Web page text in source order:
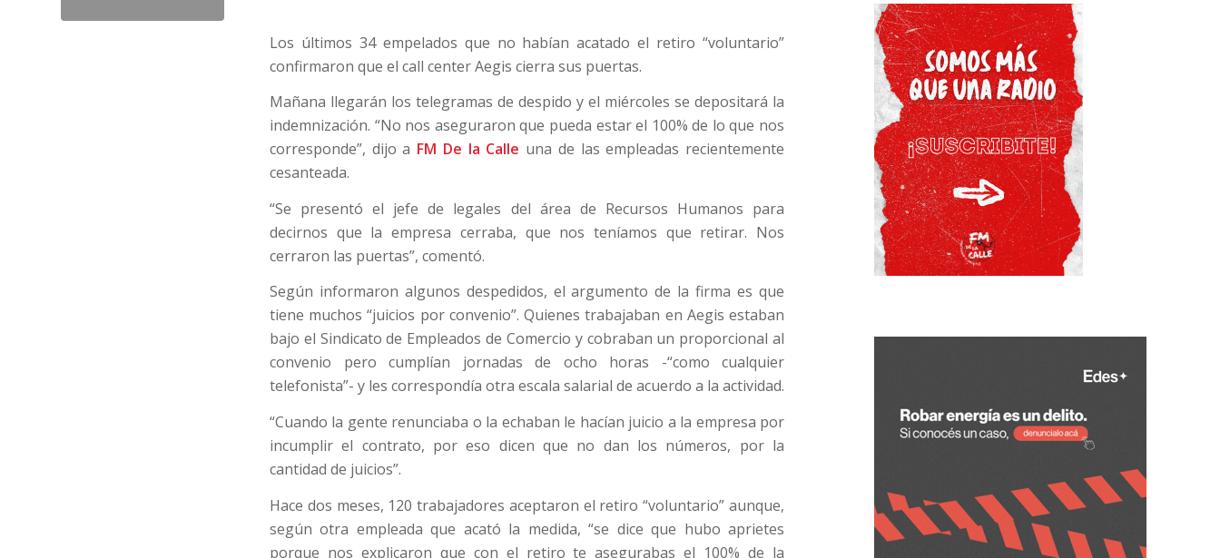
Los últimos 34 empelados que no habían acatado el retiro “voluntario”
confirmaron que el call center Aegis cierra sus puertas.
Mañana llegarán los telegramas de despido y el miércoles se depositará la
indemnización. “No nos aseguraron que pueda estar el 100% de lo que nos
corresponde”, dijo a FM De la Calle una de las empleadas recientemente
cesanteada.
“Se presentó el jefe de legales del área de Recursos Humanos para
decirnos que la empresa cerraba, que nos teníamos que retirar. Nos
cerraron las puertas”, comentó.
Según informaron algunos despedidos, el argumento de la firma es que
tiene muchos “juicios por convenio”. Quienes trabajaban en Aegis estaban
bajo el Sindicato de Empleados de Comercio y cobraban un proporcional al
convenio pero cumplían jornadas de ocho horas -“como cualquier
telefonista”- y les correspondía otra escala salarial de acuerdo a la actividad.
“Cuando la gente renunciaba o la echaban le hacían juicio a la empresa por
incumplir el contrato, por eso dicen que no dan los números, por la
cantidad de juicios”.
Hace dos meses, 120 trabajadores aceptaron el retiro “voluntario” aunque,
según otra empleada que acató la medida, “se dice que hubo aprietes
porque nos explicaron que con el retiro te asegurabas el 100% de la